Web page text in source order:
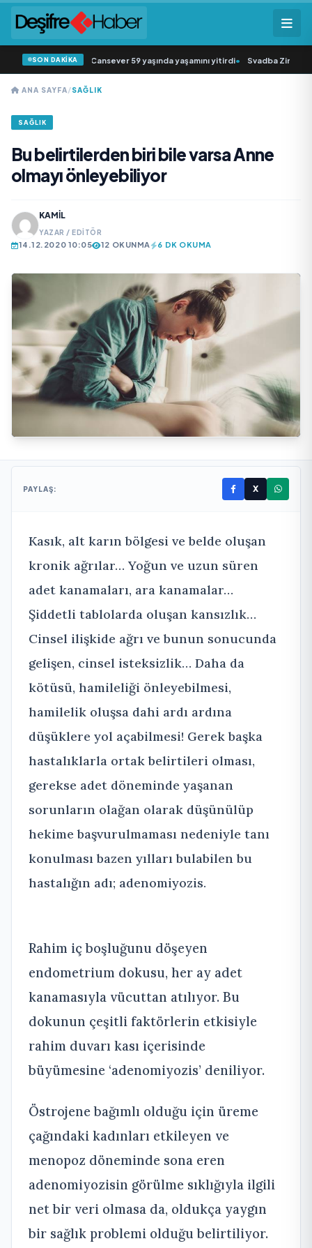
SON DAKİKA
sanatçısı Cansever 59 yaşında yaşamını yitirdi• Svadba Zincirleri
ANA SAYFA/SAĞLIK
SAĞLIK
Bu belirtilerden biri bile varsa Anne
olmayı önleyebiliyor
KAMIL
YAZAR / EDITÖR
14.12.2020 10:05 12 OKUNMA 6 DK OKUMA
PAYLAŞ: X
Kasık, alt karın bölgesi ve belde oluşan
kronik ağrılar… Yoğun ve uzun süren
adet kanamaları, ara kanamalar…
Şiddetli tablolarda oluşan kansızlık…
Cinsel ilişkide ağrı ve bunun sonucunda
gelişen, cinsel isteksizlik… Daha da
kötüsü, hamileliği önleyebilmesi,
hamilelik oluşsa dahi ardı ardına
düşüklere yol açabilmesi! Gerek başka
hastalıklarla ortak belirtileri olması,
gerekse adet döneminde yaşanan
sorunların olağan olarak düşünülüp
hekime başvurulmaması nedeniyle tanı
konulması bazen yılları bulabilen bu
hastalığın adı; adenomiyozis.
Rahim iç boşluğunu döşeyen
endometrium dokusu, her ay adet
kanamasıyla vücuttan atılıyor. Bu
dokunun çeşitli faktörlerin etkisiyle
rahim duvarı kası içerisinde
büyümesine ‘adenomiyozis’ deniliyor.
Östrojene bağımlı olduğu için üreme
çağındaki kadınları etkileyen ve
menopoz döneminde sona eren
adenomiyozisin görülme sıklığıyla ilgili
net bir veri olmasa da, oldukça yaygın
bir sağlık problemi olduğu belirtiliyor.